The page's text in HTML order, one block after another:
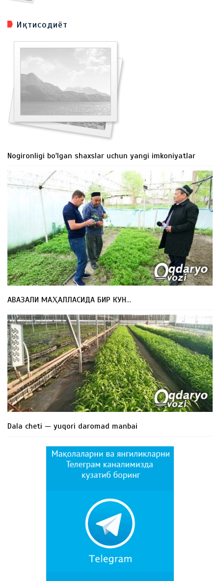
Иқтисодиёт
Nogironligi bo'lgan shaxslar uchun yangi imkoniyatlar
АВАЗАЛИ МАҲАЛЛАСИДА БИР КУН…
Dala cheti — yuqori daromad manbai